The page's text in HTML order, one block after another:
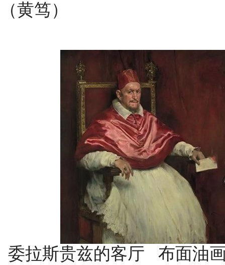
（黄笃）
委拉斯贵兹的客厅 布面油